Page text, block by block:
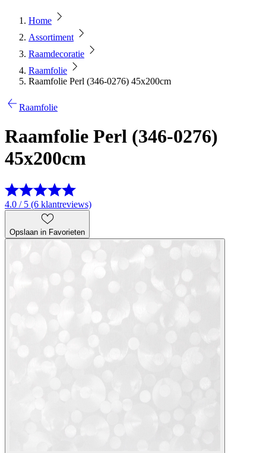
Home
Assortiment
Raamdecoratie
Raamfolie
Raamfolie Perl (346-0276) 45x200cm
Raamfolie
Raamfolie Perl (346-0276)
45x200cm
4.0 / 5 (6 klantreviews)
Opslaan in Favorieten